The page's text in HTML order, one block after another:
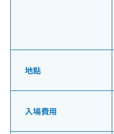
地點
入場費用